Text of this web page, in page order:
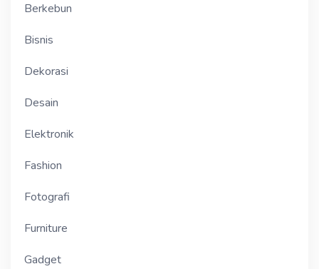
Berkebun
Bisnis
Dekorasi
Desain
Elektronik
Fashion
Fotografi
Furniture
Gadget